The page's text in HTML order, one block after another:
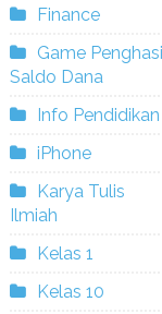
Finance
Game
Saldo Dana
Info Pendidikan
iPhone
Karya Tulis
Ilmiah
Kelas 1
Kelas 10